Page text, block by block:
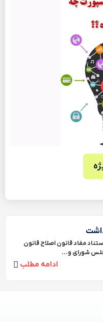
مفاد قانون اصلاح قانون
شورای و...
ادامه مطلب